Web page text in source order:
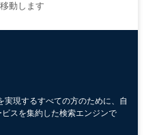
動します
実現するすべての方のために、自
スを集約した検索エンジンで